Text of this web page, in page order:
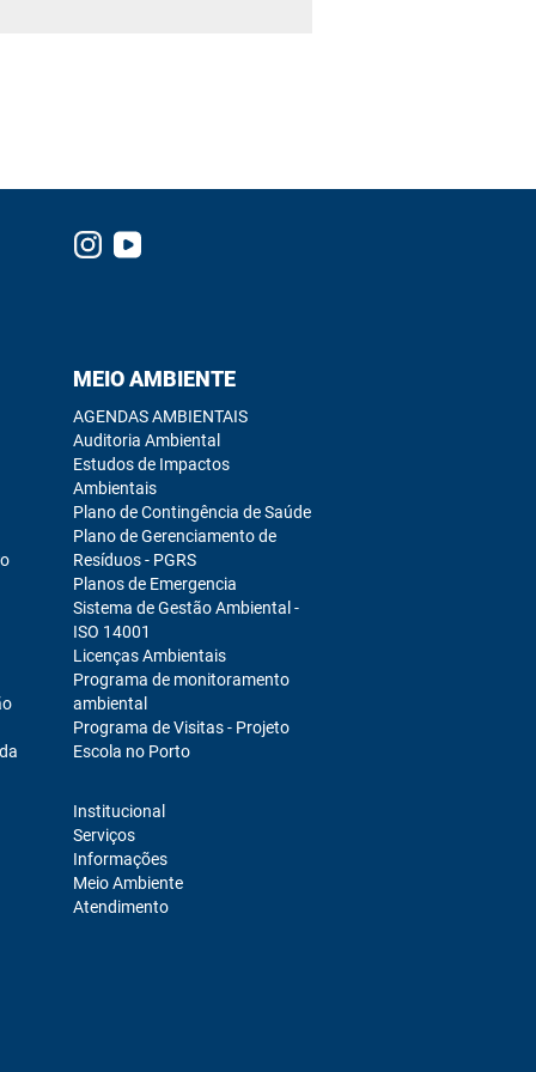
MEIO AMBIENTE
AGENDAS AMBIENTAIS
Auditoria Ambiental
Estudos de Impactos
Ambientais
Plano de Contingência de Saúde
Plano de Gerenciamento de
Resíduos - PGRS
Planos de Emergencia
Sistema de Gestão Ambiental -
ISO 14001
Licenças Ambientais
Programa de monitoramento
ambiental
Programa de Visitas - Projeto
Escola no Porto
Institucional
Serviços
Informações
Meio Ambiente
Atendimento